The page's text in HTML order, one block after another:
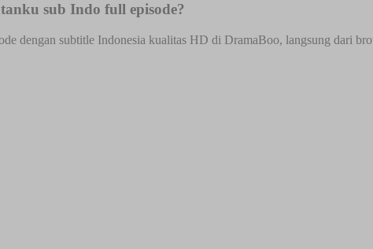
sub Indo full episode?
dengan subtitle Indonesia kualitas HD di DramaBoo, langsung dari